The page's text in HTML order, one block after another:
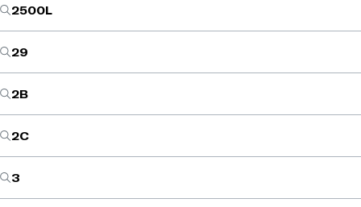
2500L
29
2B
2C
3